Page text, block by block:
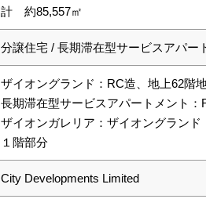
計 約85,557㎡
分譲住宅 / 長期滞在型サービスアパー
ザイオングランド：RC造、地上62階
長期滞在型サービスアパートメント
ザイオンガレリア：ザイオングラン
１階部分
City Developments Limited